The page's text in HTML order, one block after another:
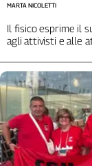
Il fisico esprime il
agli attivisti e alle
MARTA NICOLETTI